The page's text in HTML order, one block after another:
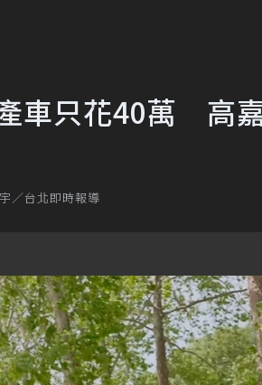
車只花40萬 高
／台北即時報導